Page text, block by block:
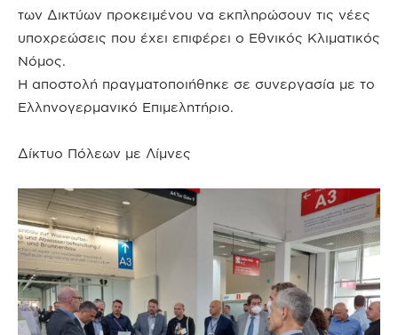
των Δικτύων προκειμένου να εκπληρώσουν τις νέες
υποχρεώσεις που έχει επιφέρει ο Εθνικός Κλιματικός
Νόμος.
Η αποστολή πραγματοποιήθηκε σε συνεργασία με το
Ελληνογερμανικό Επιμελητήριο.
Δίκτυο Πόλεων με Λίμνες